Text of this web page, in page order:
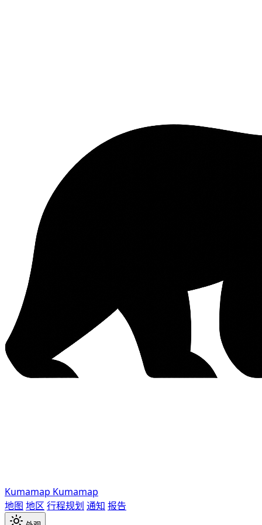
Kumamap Kumamap
地图 地区 行程规划 通知 报告